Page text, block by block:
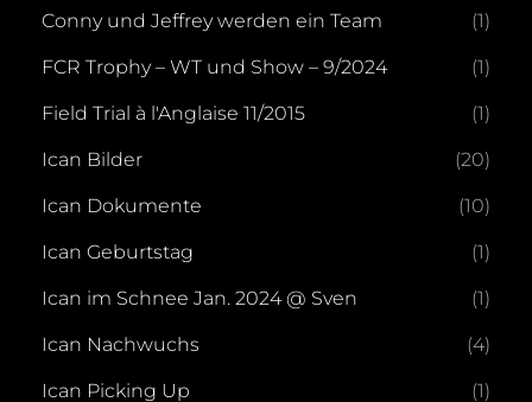
Conny und Jeffrey werden ein Team (1)
FCR Trophy – WT und Show – 9/2024 (1)
Field Trial à l'Anglaise 11/2015 (1)
Ican Bilder (20)
Ican Dokumente (10)
Ican Geburtstag (1)
Ican im Schnee Jan. 2024 @ Sven (1)
Ican Nachwuchs (4)
Ican Picking Up (1)